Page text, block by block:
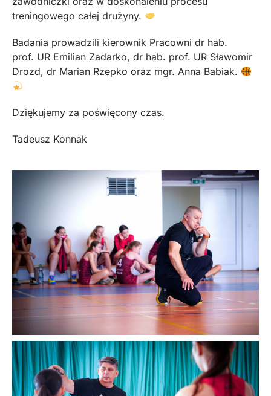
treningowego całej drużyny.
Badania prowadzili kierownik Pracowni dr hab.
prof. UR Emilian Zadarko, dr hab. prof. UR Sławomir
Drozd, dr Marian Rzepko oraz mgr. Anna Babiak.
Dziękujemy za poświęcony czas.
Tadeusz Konnak